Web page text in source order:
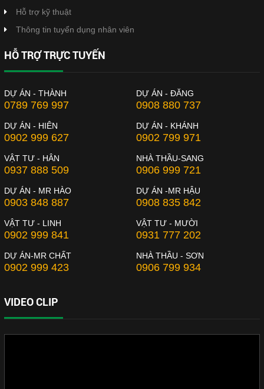
Hỗ trợ kỹ thuật
Thông tin tuyển dụng nhân viên
HỖ TRỢ TRỰC TUYẾN
DỰ ÁN - THÀNH
0789 769 997
DỰ ÁN - ĐĂNG
0908 880 737
DỰ ÁN - HIÊN
0902 999 627
DỰ ÁN - KHÁNH
0902 799 971
VẬT TƯ - HÂN
0937 888 509
NHÀ THẦU-SANG
0906 999 721
DỰ ÁN - MR HÀO
0903 848 887
DỰ ÁN -MR HẬU
0908 835 842
VẬT TƯ - LINH
0902 999 841
VẬT TƯ - MƯỜI
0931 777 202
DỰ ÁN-MR CHẤT
0902 999 423
NHÀ THẦU - SƠN
0906 799 934
VIDEO CLIP